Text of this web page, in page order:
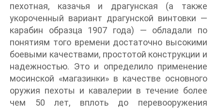
пехотная, казачья и драгунская (а также
укороченный вариант драгунской винтовки —
карабин образца 1907 года) — обладали по
понятиям того времени достаточно высокими
боевыми качествами, простотой конструкции и
надежностью. Это и определило применение
мосинской «магазинки» в качестве основного
оружия пехоты и кавалерии в течение более
чем 50 лет, вплоть до перевооружения